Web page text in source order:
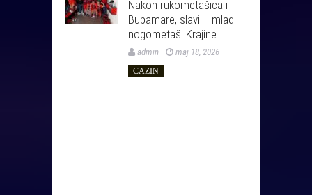
Nakon rukometašica i
Bubamare, slavili i mladi
nogometaši Krajine
admin maj 18, 2026
CAZIN